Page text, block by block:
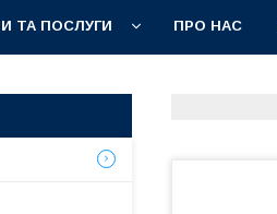
ТА ПОСЛУГИ ПРО НАС